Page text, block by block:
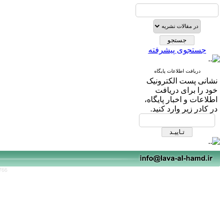
جستجوی پیشرفته
دریافت اطلاعات پایگاه
نشانی پست الکترونیک
خود را برای دریافت
اطلاعات و اخبار پایگاه،
در کادر زیر وارد کنید.